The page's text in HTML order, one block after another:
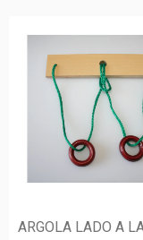
ARGOLA LADO A